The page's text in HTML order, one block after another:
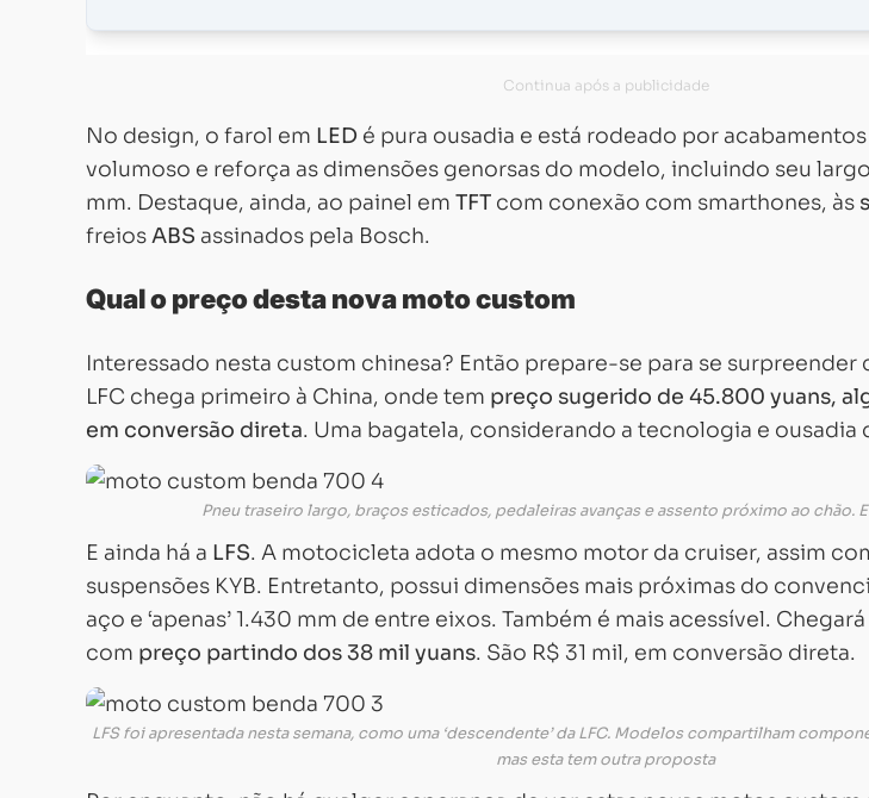
No design, o farol em LED é pura ousadia e está rodeado por
volumoso e reforça as dimensões genorsas do modelo, incluindo seu
mm. Destaque, ainda, ao painel em TFT com conexão com smarthones, às
freiosABS assinados pela Bosch.
Qual o preço desta nova moto custom
Interessado nesta custom chinesa? Então prepare-se para se surpreender
LFC chega primeiro à China, onde tem preço sugerido de 45.800 yuans,
em conversão direta. Uma bagatela, considerando a tecnologia e ousadia
Pneu traseiro largo, braços esticados, pedaleiras avanças e assento próximo ao chão.
E ainda há a LFS. A motocicleta adota o mesmo motor da cruiser, assim
suspensões KYB. Entretanto, possui dimensões mais próximas do
aço e ‘apenas’ 1.430 mm de entre eixos. Também é mais acessível.
com preço partindo dos 38 mil yuans. São R$ 31 mil, em conversão direta.
LFS foi apresentada nesta semana, como uma ‘descendente’ da LFC. Modelos compartilham
mas esta tem outra proposta